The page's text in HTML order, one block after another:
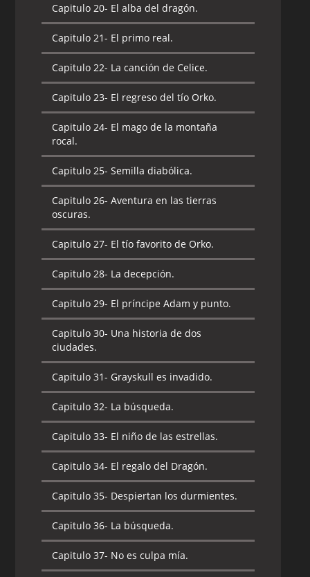
Capitulo 20- El alba del dragón.
Capitulo 21- El primo real.
Capitulo 22- La canción de Celice.
Capitulo 23- El regreso del tío Orko.
Capitulo 24- El mago de la montaña
rocal.
Capitulo 25- Semilla diabólica.
Capitulo 26- Aventura en las tierras
oscuras.
Capitulo 27- El tío favorito de Orko.
Capitulo 28- La decepción.
Capitulo 29- El príncipe Adam y punto.
Capitulo 30- Una historia de dos
ciudades.
Capitulo 31- Grayskull es invadido.
Capitulo 32- La búsqueda.
Capitulo 33- El niño de las estrellas.
Capitulo 34- El regalo del Dragón.
Capitulo 35- Despiertan los durmientes.
Capitulo 36- La búsqueda.
Capitulo 37- No es culpa mía.